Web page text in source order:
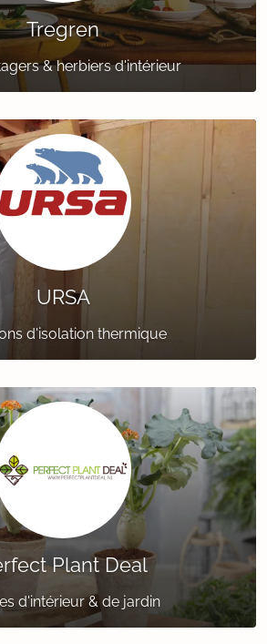
Tregren
& herbiers d'intérieur
URSA
d'isolation thermique
Plant Deal
d'intérieur & de jardin